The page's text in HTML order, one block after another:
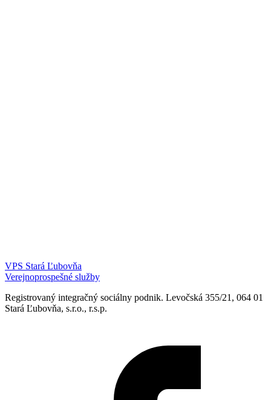
VPS Stará Ľubovňa
Verejnoprospešné služby
Registrovaný integračný sociálny podnik. Levočská 355/21, 064 01
Stará Ľubovňa, s.r.o., r.s.p.